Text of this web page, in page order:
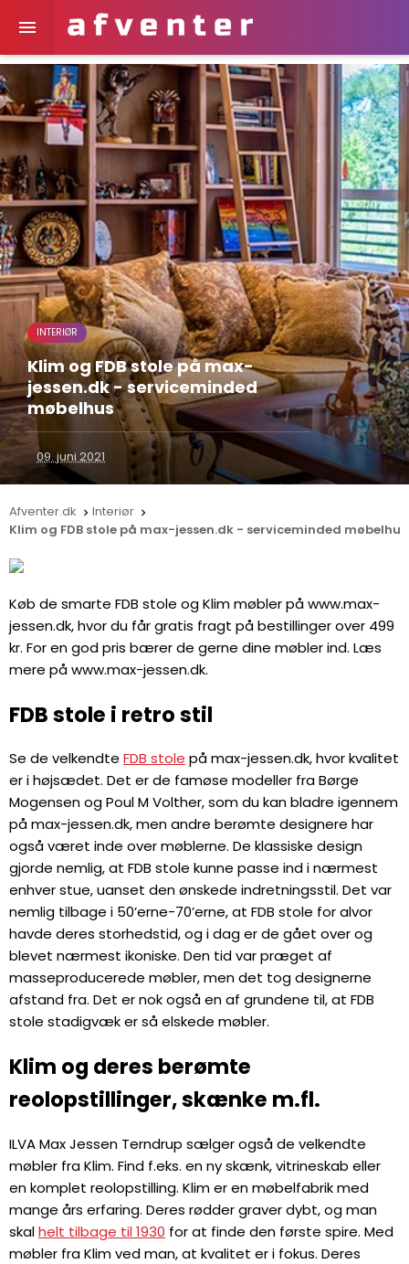

INTERIØR
Klim og FDB stole på max-
jessen.dk - serviceminded
møbelhus
09. juni 2021
Afventer.dk  Interiør 
Klim og FDB stole på max-jessen.dk - serviceminded møbelhus
Køb de smarte FDB stole og Klim møbler på www.max-
jessen.dk, hvor du får gratis fragt på bestillinger over 499
kr. For en god pris bærer de gerne dine møbler ind. Læs
mere på www.max-jessen.dk.
FDB stole i retro stil
Se de velkendte FDB stole på max-jessen.dk, hvor kvalitet
er i højsædet. Det er de famøse modeller fra Børge
Mogensen og Poul M Volther, som du kan bladre igennem
på max-jessen.dk, men andre berømte designere har
også været inde over møblerne. De klassiske design
gjorde nemlig, at FDB stole kunne passe ind i nærmest
enhver stue, uanset den ønskede indretningsstil. Det var
nemlig tilbage i 50’erne-70’erne, at FDB stole for alvor
havde deres storhedstid, og i dag er de gået over og
blevet nærmest ikoniske. Den tid var præget af
masseproducerede møbler, men det tog designerne
afstand fra. Det er nok også en af grundene til, at FDB
stole stadigvæk er så elskede møbler.
Klim og deres berømte
reolopstillinger, skænke m.fl.
ILVA Max Jessen Terndrup sælger også de velkendte
møbler fra Klim. Find f.eks. en ny skænk, vitrineskab eller
en komplet reolopstilling. Klim er en møbelfabrik med
mange års erfaring. Deres rødder graver dybt, og man
skalhelt tilbage til 1930 for at finde den første spire. Med
møbler fra Klim ved man, at kvalitet er i fokus. Deres